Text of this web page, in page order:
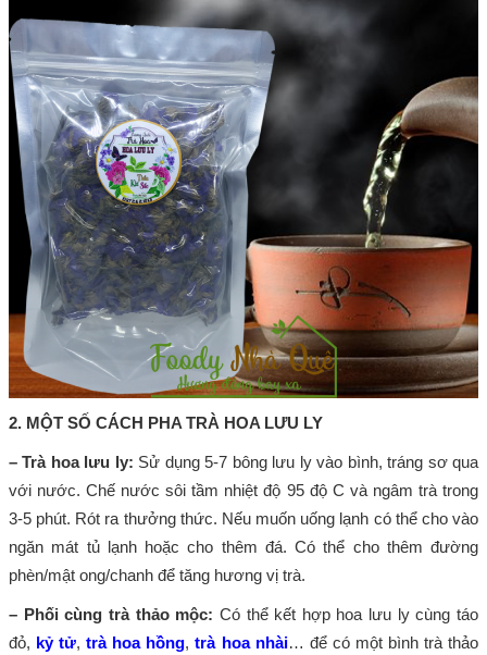
2. MỘT SỐ CÁCH PHA TRÀ HOA LƯU LY
– Trà hoa lưu ly: Sử dụng 5-7 bông lưu ly vào bình, tráng sơ qua
với nước. Chế nước sôi tầm nhiệt độ 95 độ C và ngâm trà trong
3-5 phút. Rót ra thưởng thức. Nếu muốn uống lạnh có thể cho vào
ngăn mát tủ lạnh hoặc cho thêm đá. Có thể cho thêm đường
phèn/mật ong/chanh để tăng hương vị trà.
– Phối cùng trà thảo mộc: Có thể kết hợp hoa lưu ly cùng táo
đỏ, kỷ tử,trà hoa hồng, trà hoa nhài… để có một bình trà thảo